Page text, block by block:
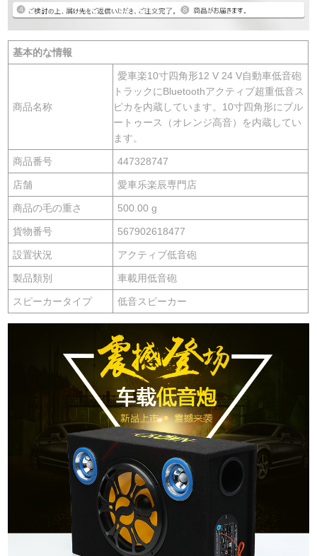
基本的な情報
商品名称
愛車楽10寸四角形12 V 24 V自動車低音砲
トラックにBluetoothアクティブ超重低音ス
ピカを内蔵しています。10寸四角形にブル
ートゥース（オレンジ高音）を内蔵してい
ます。
商品番号 447328747
店舗 愛車乐楽辰専門店
商品の毛の重さ 500.00 g
貨物番号 567902618477
設置状況 アクティブ低音砲
製品類別 車載用低音砲
スピーカータイプ 低音スピーカー